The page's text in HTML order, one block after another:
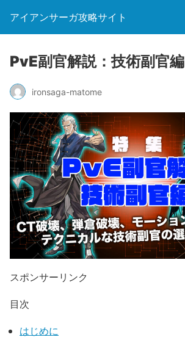
アイアンサーガ攻略サイト
PvE副官解説：技術副官編
ironsaga-matome
スポンサーリンク
目次
はじめに